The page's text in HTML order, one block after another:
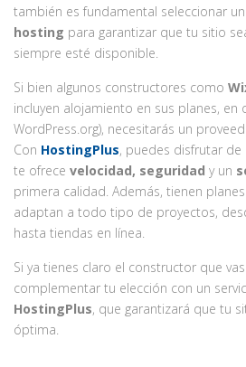
también es fundamental seleccionar
hosting para garantizar que tu sitio
siempre esté disponible.
Si bien algunos constructores como
incluyen alojamiento en sus planes, en
WordPress.org), necesitarás un
Con HostingPlus, puedes disfrutar de
te ofrece velocidad, seguridad y un
primera calidad. Además, tienen
adaptan a todo tipo de proyectos,
hasta tiendas en línea.
Si ya tienes claro el constructor que
complementar tu elección con un
HostingPlus, que garantizará que tu
óptima.